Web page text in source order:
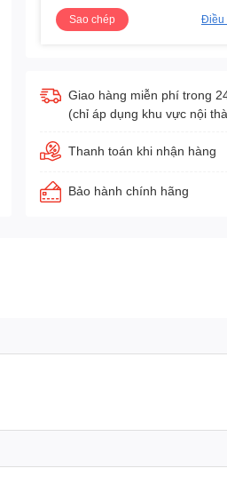
Sao chép
Điều
Giao hàng miễn phí trong
(chỉ áp dụng khu vực nội
Thanh toán khi nhận hàng
Bảo hành chính hãng